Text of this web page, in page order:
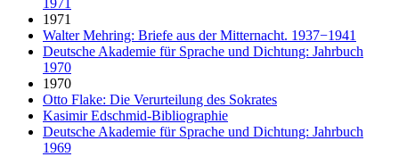
1971
Walter Mehring: Briefe aus der Mitternacht. 1937−1941
Deutsche Akademie für Sprache und Dichtung: Jahrbuch
1970
1970
Otto Flake: Die Verurteilung des Sokrates
Kasimir Edschmid-Bibliographie
Deutsche Akademie für Sprache und Dichtung: Jahrbuch
1969